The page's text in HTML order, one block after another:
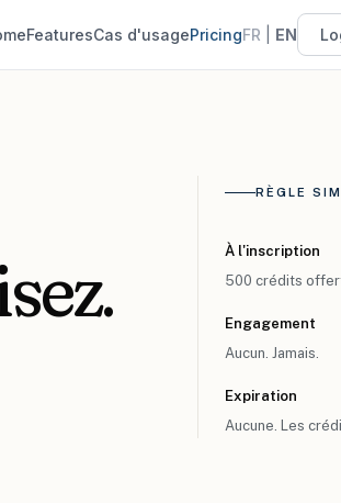
FeaturesCas d'usagePricingFR EN
.
RÈGLE
À l'inscription
500 crédits
Engagement
Aucun. Jamais.
Expiration
Aucune. Les